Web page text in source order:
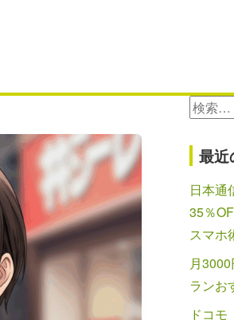
検
最近
日本通
35％
スマホ
月
ランお
ドコモ